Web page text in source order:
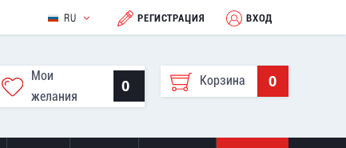
RU РЕГИСТРАЦИЯ ВХОД
Мои
желания
0 Корзина 0